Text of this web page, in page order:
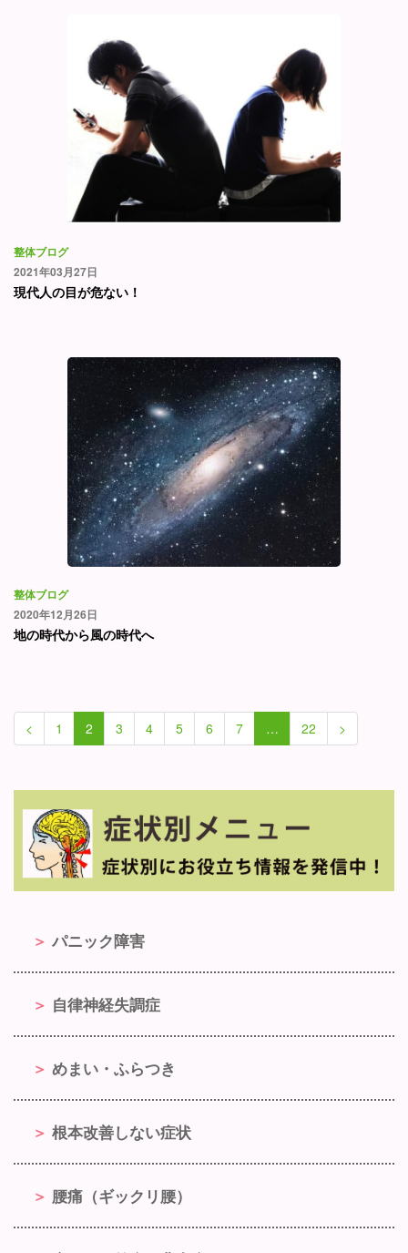
整体ブログ
2021年03月27日
現代人の目が危ない！
整体ブログ
2020年12月26日
地の時代から風の時代へ
< 1 2 3 4 5 6 7 … 22 >
パニック障害
自律神経失調症
めまい・ふらつき
根本改善しない症状
腰痛（ギックリ腰）